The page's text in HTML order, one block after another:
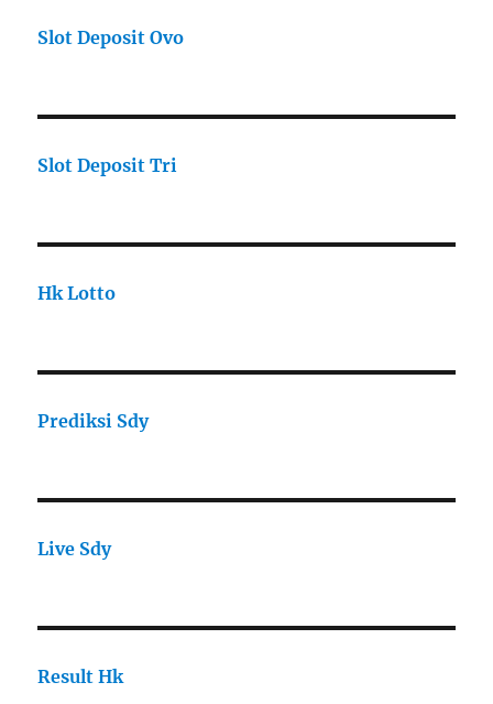
Slot Deposit Ovo
Slot Deposit Tri
Hk Lotto
Prediksi Sdy
Live Sdy
Result Hk